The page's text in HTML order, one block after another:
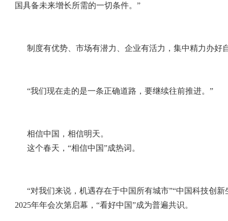
国具备未来增长所需的一切条件。”
制度有优势、市场有潜力、企业有活力，集中精力办
“我们现在走的是一条正确道路，要继续往前推进。”
相信中国，相信明天。
这个春天，“相信中国”成热词。
“对我们来说，机遇存在于中国所有城市”“中国科技创
2025年年会次第启幕，“看好中国”成为普遍共识。